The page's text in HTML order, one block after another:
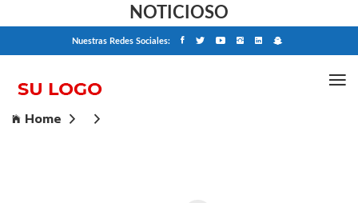
NOTICIOSO
Nuestras Redes Sociales:
Home